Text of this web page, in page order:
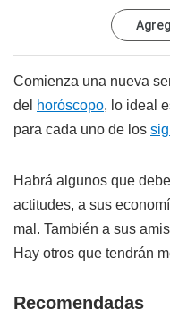
Comienza una nueva
del horóscopo, lo ideal
para cada uno de los
Habrá algunos que
actitudes, a sus
mal. También a sus
Hay otros que tendrán
Recomendadas